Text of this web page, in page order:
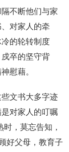
不断他们与家
对家人的牵
的轮转制度
卒的坚守背
慰藉。
文书大多字迹
对家人的叮嘱
，莫忘告知，
好父母，教育子